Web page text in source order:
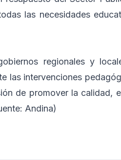
las necesidades
regionales y
las intervenciones
de promover la calidad,
Andina)